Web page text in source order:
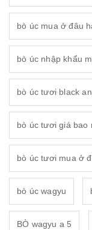
bò úc mua ở đâu
bò úc nhập khẩu
bò úc tươi black
bò úc tươi giá bao
bò úc tươi mua ở
bò úc wagyu
BÒ wagyu a 5